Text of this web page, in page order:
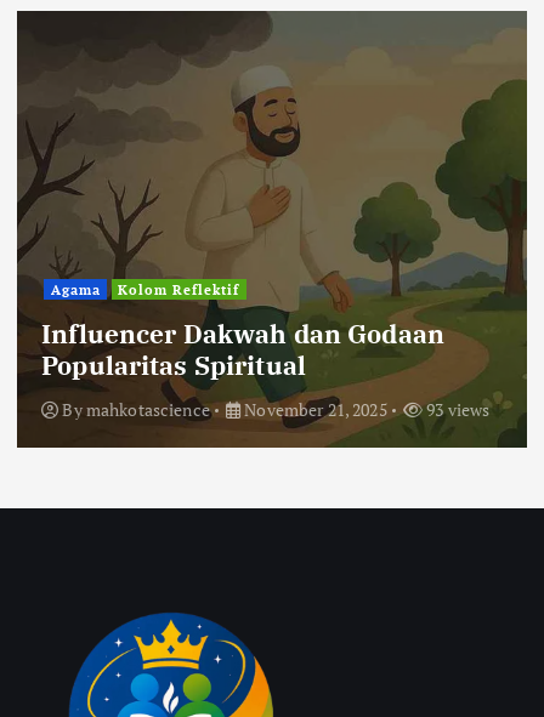
Agama Kolom Reflektif
Influencer Dakwah dan Godaan
Popularitas Spiritual
Bymahkotascience November 21, 2025 93 views